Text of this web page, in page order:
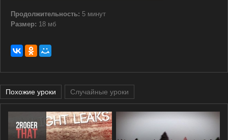
Продолжительность: 5 минут
Размер: 18 мб
Похожие уроки Случайные уроки